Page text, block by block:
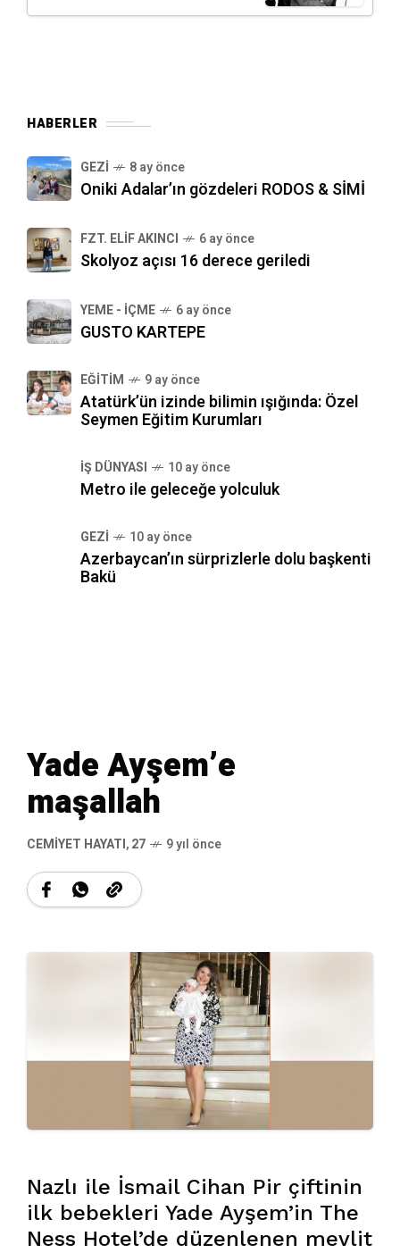
HABERLER
GEZI 8 ay önce
Oniki Adalar’ın gözdeleri RODOS & SİMİ
FZT. ELIF AKINCI 6 ay önce
Skolyoz açısı 16 derece geriledi
YEME - İÇME 6 ay önce
GUSTO KARTEPE
EĞITIM 9 ay önce
Atatürk’ün izinde bilimin ışığında: Özel
Seymen Eğitim Kurumları
İŞ DÜNYASI 10 ay önce
Metro ile geleceğe yolculuk
GEZI 10 ay önce
Azerbaycan’ın sürprizlerle dolu başkenti
Bakü
Yade Ayşem’e
maşallah
CEMIYET HAYATI,27 9 yıl önce
Nazlı ile İsmail Cihan Pir çiftinin
ilk bebekleri Yade Ayşem’in The
Ness Hotel’de düzenlenen mevlit